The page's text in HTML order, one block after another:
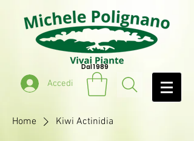
Accedi
Dal 1989
Home Kiwi Actinidia